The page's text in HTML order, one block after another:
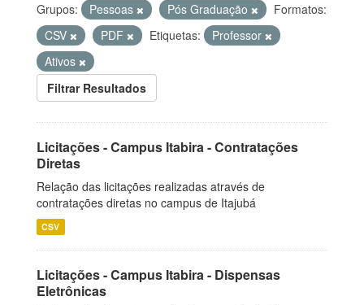
Grupos: Pessoas Pós Graduação
Formatos:
CSV
PDF Etiquetas:
Professor
Ativos
Filtrar Resultados
Licitações - Campus Itabira - Contratações
Diretas
Relação das licitações realizadas através de
contratações diretas no campus de Itajubá
CSV
Licitações - Campus Itabira - Dispensas
Eletrônicas